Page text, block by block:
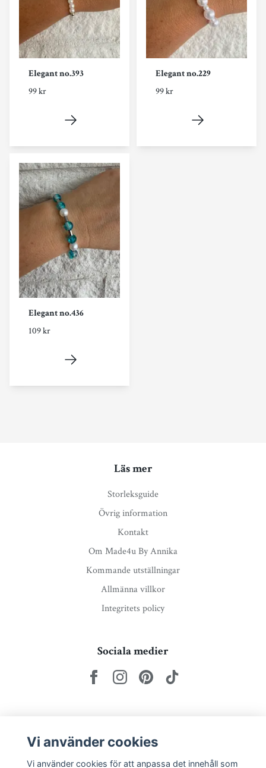
Elegant no.393
99 kr
Elegant no.229
99 kr
Elegant no.436
109 kr
Läs mer
Storleksguide
Övrig information
Kontakt
Om Made4u By Annika
Kommande utställningar
Allmänna villkor
Integritets policy
Sociala medier
Prenumerera
Vi använder cookies
Vi använder cookies för att anpassa det innehåll som